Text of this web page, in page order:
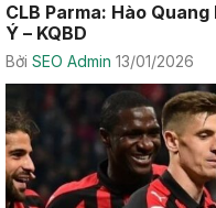
CLB Parma: Hào
Ý – KQBD
Bởi SEO Admin 13/01/2026